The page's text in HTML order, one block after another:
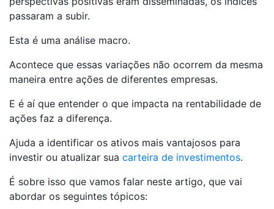
passaram a subir.
Esta é uma análise macro.
Acontece que essas variações não ocorrem da mesma
maneira entre ações de diferentes empresas.
E é aí que entender o que impacta na rentabilidade de
ações faz a diferença.
Ajuda a identificar os ativos mais vantajosos para
investir ou atualizar sua carteira de investimentos.
É sobre isso que vamos falar neste artigo, que vai
abordar os seguintes tópicos: